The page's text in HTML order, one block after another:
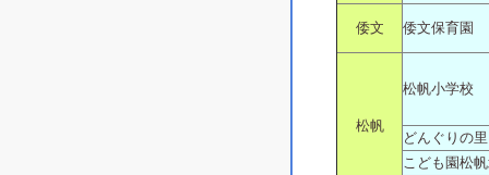
倭文 倭文保育園
松帆
松帆小学校
どんぐりの里
こども園松